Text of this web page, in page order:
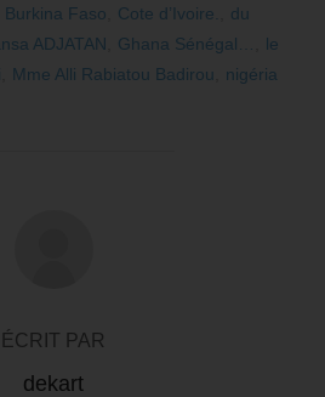
Burkina Faso Cote d’Ivoire.
du
ADJATAN Ghana Sénégal…
le
Mme Alli Rabiatou Badirou nigéria
ÉCRIT PAR
dekart